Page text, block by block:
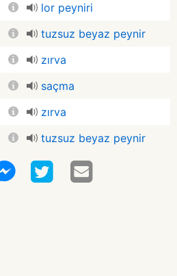
lor peyniri
tuzsuz beyaz peynir
zırva
saçma
zırva
tuzsuz beyaz peynir